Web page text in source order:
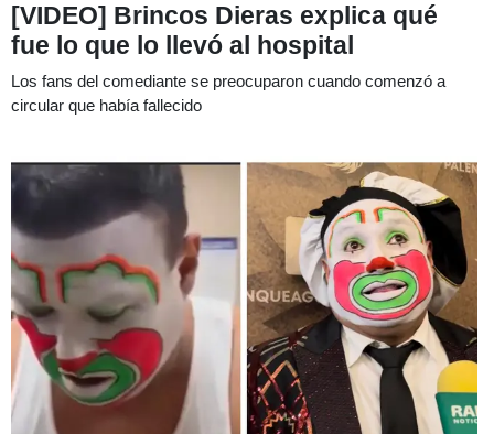
[VIDEO] Brincos Dieras explica qué
fue lo que lo llevó al hospital
Los fans del comediante se preocuparon cuando comenzó a
circular que había fallecido